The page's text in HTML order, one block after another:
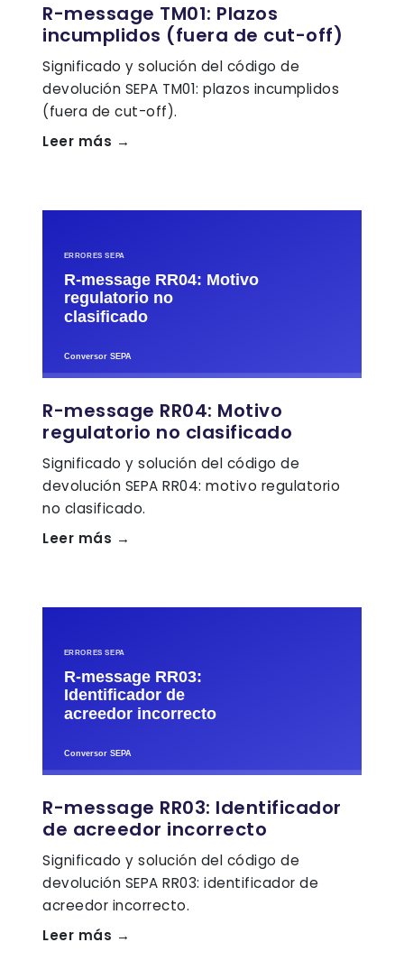
R-message TM01: Plazos
incumplidos (fuera de cut-off)
Significado y solución del código de
devolución SEPA TM01: plazos incumplidos
(fuera de cut-off).
Leer más →
R-message RR04: Motivo
regulatorio no clasificado
Significado y solución del código de
devolución SEPA RR04: motivo regulatorio
no clasificado.
Leer más →
R-message RR03: Identificador
de acreedor incorrecto
Significado y solución del código de
devolución SEPA RR03: identificador de
acreedor incorrecto.
Leer más →